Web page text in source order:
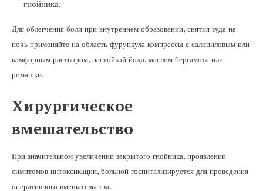
гнойника.
Для облегчения боли при внутреннем образовании, снятия зуда на
ночь применяйте на область фурункула компрессы с салициловым или
камфорным раствором, настойкой йода, маслом бергамота или
ромашки.
Хирургическое
вмешательство
При значительном увеличении закрытого гнойника, проявлении
симптомов интоксикации, больной госпитализируется для проведения
оперативного вмешательства.